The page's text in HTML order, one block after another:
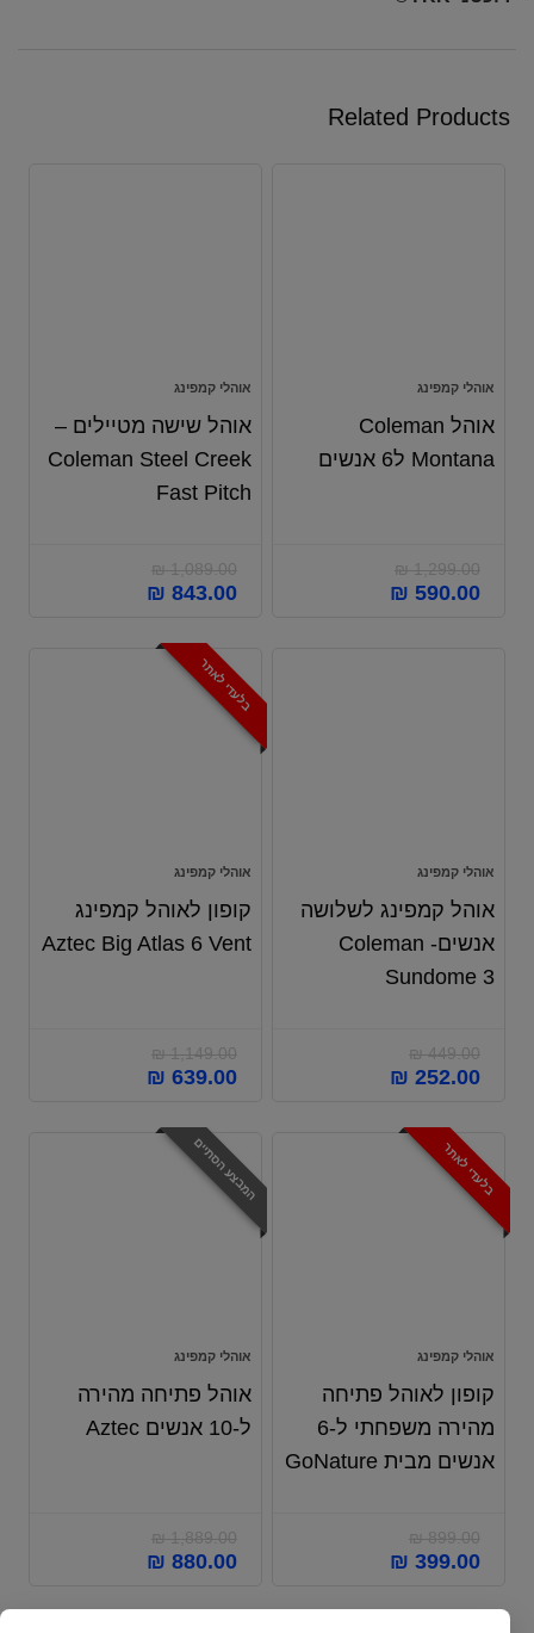
Related Products
אוהלי קמפינג
אוהל Coleman
Montana ל6 אנשים
₪1,299.00
₪ 590.00
אוהלי קמפינג
אוהל שישה מטיילים –
Coleman Steel Creek
Fast Pitch
₪1,089.00
₪ 843.00
אוהלי קמפינג
אוהל קמפינג לשלושה
אנשים- Coleman
Sundome 3
₪449.00
₪ 252.00
בלעדי לאתר
אוהלי קמפינג
קופון לאוהל קמפינג
Aztec Big Atlas 6 Vent
₪1,149.00
₪ 639.00
בלעדי לאתר
אוהלי קמפינג
קופון לאוהל פתיחה
מהירה משפחתי ל-6
אנשים מבית GoNature
₪899.00
₪ 399.00
המבצע הסתיים
אוהלי קמפינג
אוהל פתיחה מהירה
ל-10 אנשים Aztec
₪1,889.00
₪ 880.00